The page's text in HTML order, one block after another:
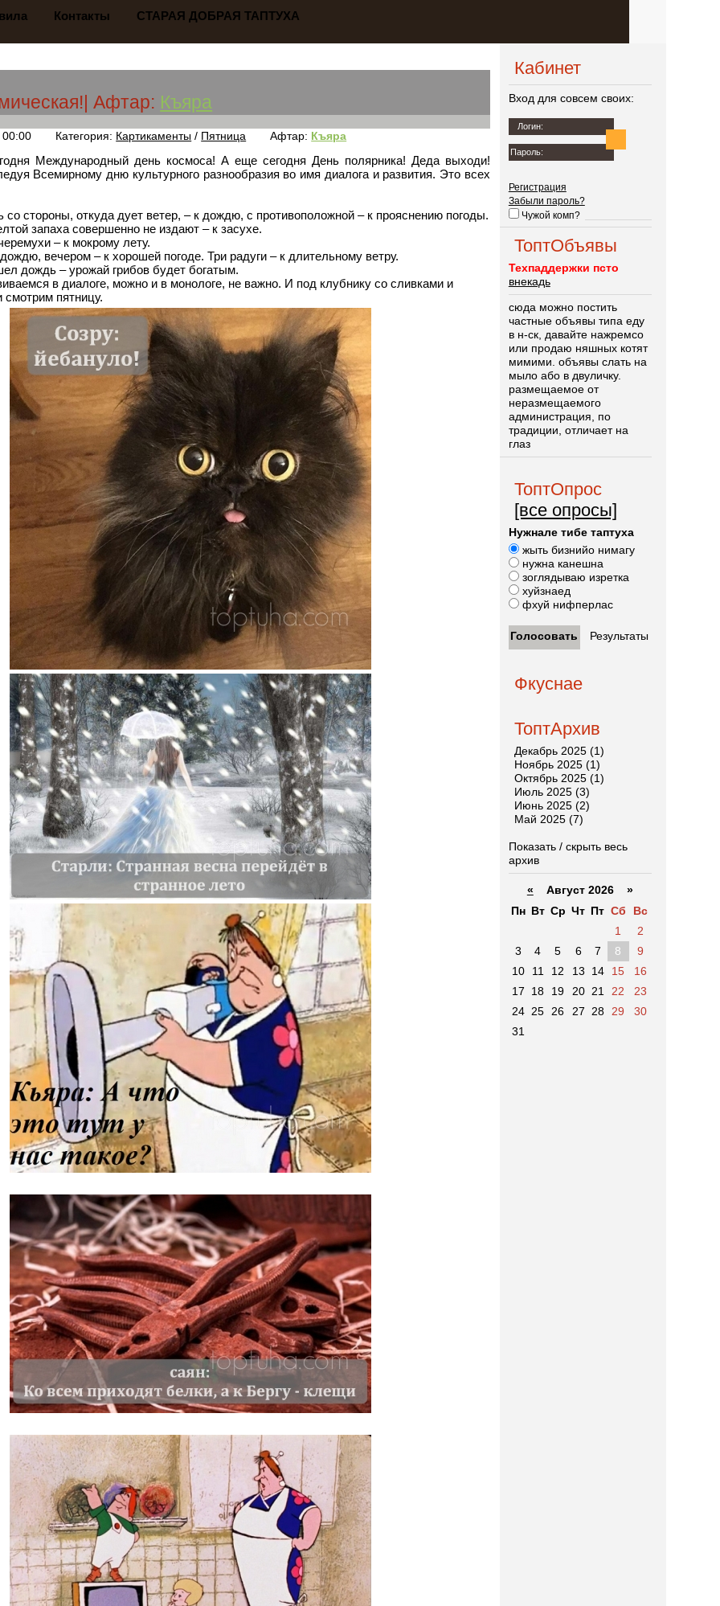
Контакты СТАРАЯ ДОБРАЯ ТАПТУХА
| Афтар: Къяра
00:00 Категория: Картикаменты / Пятница Афтар: Къяра
Международный день космоса! А еще сегодня День полярника! Деда выходи!
Всемирному дню культурного разнообразия во имя диалога и развития. Это всех
со стороны, откуда дует ветер, – к дождю, с противоположной – к прояснению погоды.
запаха совершенно не издают – к засухе.
– к мокрому лету.
вечером – к хорошей погоде. Три радуги – к длительному ветру.
дождь – урожай грибов будет богатым.
в диалоге, можно и в монологе, не важно. И под клубнику со сливками и
пятницу.
Кабинет
Вход для совсем своих:
Логин:
Пароль:
Регистрация
Забыли пароль?
Чужой комп?
ТоптОбъявы
Техпаддержки псто
внекадь
сюда можно постить
частные объявы типа еду
в н-ск, давайте нажремсо
или продаю няшных котят
мимими. объявы слать на
мыло або в двуличку.
размещаемое от
неразмещаемого
администрация, по
традиции, отличает на
глаз
ТоптОпрос
[все опросы]
Нужнале тибе таптуха
жыть бизнийо нимагу
нужна канешна
зоглядываю изретка
хуйзнаед
фхуй нифперлас
Фкуснае
ТоптАрхив
Декабрь 2025 (1)
Ноябрь 2025 (1)
Октябрь 2025 (1)
Июль 2025 (3)
Июнь 2025 (2)
Май 2025 (7)
Показать / скрыть весь
архив
« Август 2026 »
Пн Вт Ср Чт Пт Сб
Вс
1
2
3
4 5 6 7 8
9
10
11 12 13 14 15
16
17
18 19 20 21 22
23
24 25 26 27 28 29
30
31